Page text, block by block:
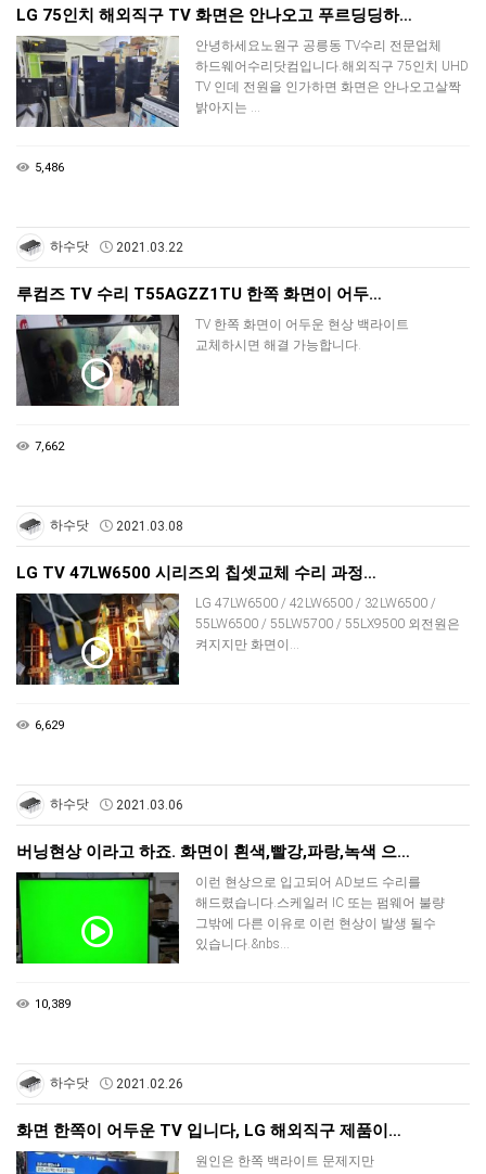
LG 75인치 해외직구 TV 화면은 안나오고 푸르딩딩하…
안녕하세요노원구 공릉동 TV수리 전문업체
하드웨어수리닷컴입니다.해외직구 75인치 UHD
TV 인데 전원을 인가하면 화면은 안나오고살짝
밝아지는 …
5,486
하수닷 2021.03.22
루컴즈 TV 수리 T55AGZZ1TU 한쪽 화면이 어두…
TV 한쪽 화면이 어두운 현상 백라이트
교체하시면 해결 가능합니다.
7,662
하수닷 2021.03.08
LG TV 47LW6500 시리즈외 칩셋교체 수리 과정…
LG 47LW6500 / 42LW6500 / 32LW6500 /
55LW6500 / 55LW5700 / 55LX9500 외전원은
켜지지만 화면이…
6,629
하수닷 2021.03.06
버닝현상 이라고 하죠. 화면이 흰색,빨강,파랑,녹색 으…
이런 현상으로 입고되어 AD보드 수리를
해드렸습니다.스케일러 IC 또는 펌웨어 불량
그밖에 다른 이유로 이런 현상이 발생 될수
있습니다.&nbs…
10,389
하수닷 2021.02.26
화면 한쪽이 어두운 TV 입니다, LG 해외직구 제품이…
원인은 한쪽 백라이트 문제지만